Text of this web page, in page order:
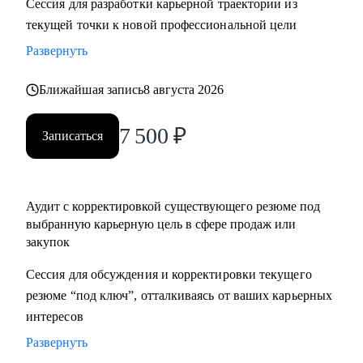
нетворкинг для построения карьеры на текущей позиции и
• Успешные смены работы моих менти: Авито, Mars,
Henkel, BIC, Royal Canin, Яндекс, Beiersdorf, Danone.
С чем помогу:
• Оценка текущего положения и совместный поиск разных
закупках, в том числе для перехода в другие сегменты
• Составление резюме или корректировка существующего
(это ваша история, поэтому лучше, если автор вы)
• Подготовка к собеседованию на разных этапах (рекрутер,
внутренний HR, нанимающий менеджер, руководитель
компании - разные подходы)
Сессия для разработки карьерной траектории из
текущей точки к новой профессиональной цели
Развернуть
Ближайшая запись8 августа 2026
Записаться 7 500 ₽
Аудит с корректировкой существующего резюме под
выбранную карьерную цель в сфере продаж или
закупок
Сессия для обсуждения и корректировки текущего
резюме “под ключ”, отталкиваясь от ваших карьерных
интересов
Развернуть